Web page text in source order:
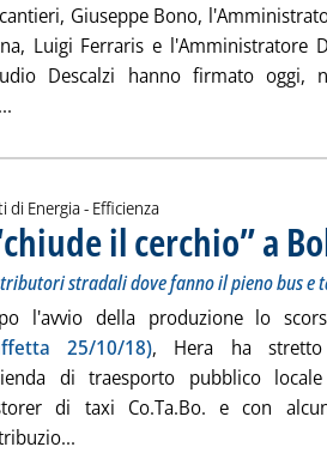
Giuseppe Bono,
Luigi Ferraris e l'Amministratore
Descalzi hanno firmato oggi,
Leggi tutta la notizia: 'Impianti da
di Energia - Efficienza
il cerchio” a
stradali dove fanno il pieno bus e
l'avvio della produzione lo
25/10/18), Hera ha stretto
di traesporto pubblico
di taxi Co.Ta.Bo. e con
Leggi tutta la notizia: